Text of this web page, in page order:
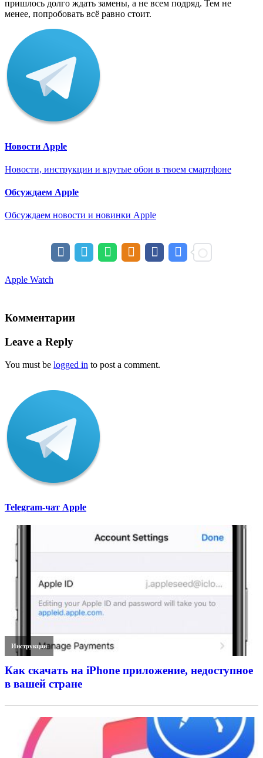
пришлось долго ждать замены, а не всем подряд. Тем не
менее, попробовать всё равно стоит.
Новости Apple
Новости, инструкции и крутые обои в твоем смартфоне
Обсуждаем Apple
Обсуждаем новости и новинки Apple
Apple Watch
Комментарии
Leave a Reply
You must be logged in to post a comment.
Telegram-чат Apple
Инструкции
Как скачать на iPhone приложение, недоступное
в вашей стране